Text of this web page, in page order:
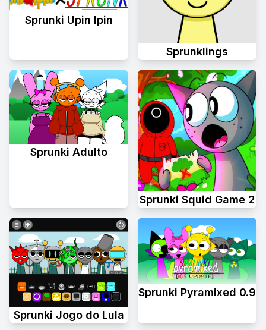
Sprunki Upin Ipin
Sprunklings
Sprunki Adulto
Sprunki Squid Game 2
Sprunki Jogo do Lula
Sprunki Pyramixed 0.9